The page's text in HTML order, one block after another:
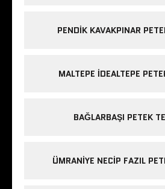
PENDIK KAVAKPINAR
MALTEPE IDEALTEPE
BAĞLARBAŞI PETEK
ÜMRANIYE NECIP FAZIL